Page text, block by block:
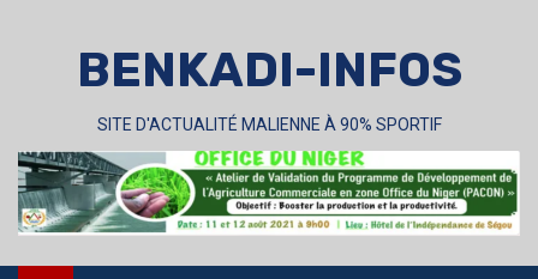
BENKADI-INFOS
SITE D'ACTUALITÉ MALIENNE À 90% SPORTIF